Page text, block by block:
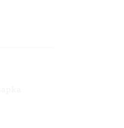
carbon mennyiség